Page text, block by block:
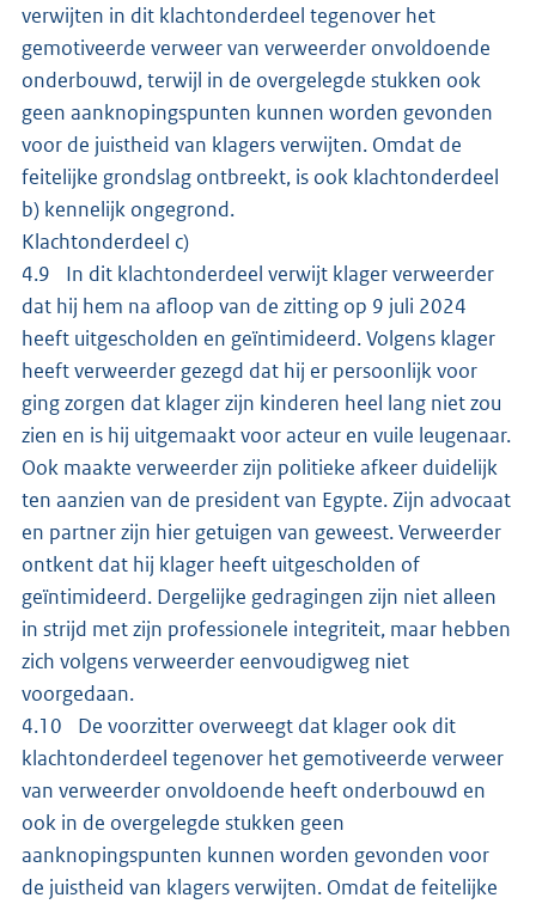
verwijten in dit klachtonderdeel tegenover het
gemotiveerde verweer van verweerder onvoldoende
onderbouwd, terwijl in de overgelegde stukken ook
geen aanknopingspunten kunnen worden gevonden
voor de juistheid van klagers verwijten. Omdat de
feitelijke grondslag ontbreekt, is ook klachtonderdeel
b) kennelijk ongegrond.
Klachtonderdeel c)
4.9 In dit klachtonderdeel verwijt klager verweerder
dat hij hem na afloop van de zitting op 9 juli 2024
heeft uitgescholden en geïntimideerd. Volgens klager
heeft verweerder gezegd dat hij er persoonlijk voor
ging zorgen dat klager zijn kinderen heel lang niet zou
zien en is hij uitgemaakt voor acteur en vuile leugenaar.
Ook maakte verweerder zijn politieke afkeer duidelijk
ten aanzien van de president van Egypte. Zijn advocaat
en partner zijn hier getuigen van geweest. Verweerder
ontkent dat hij klager heeft uitgescholden of
geïntimideerd. Dergelijke gedragingen zijn niet alleen
in strijd met zijn professionele integriteit, maar hebben
zich volgens verweerder eenvoudigweg niet
voorgedaan.
4.10 De voorzitter overweegt dat klager ook dit
klachtonderdeel tegenover het gemotiveerde verweer
van verweerder onvoldoende heeft onderbouwd en
ook in de overgelegde stukken geen
aanknopingspunten kunnen worden gevonden voor
de juistheid van klagers verwijten. Omdat de feitelijke